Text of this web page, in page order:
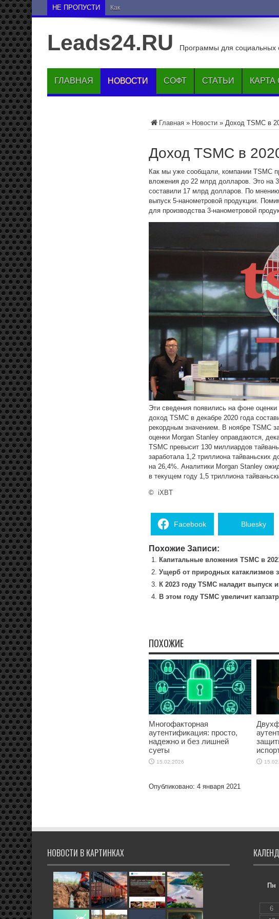
НЕ ПРОПУСТИ Как опустить друга на н
Leads24.RU Программы для социальных
ГЛАВНАЯ НОВОСТИ СОФТ СТАТЬИ КАРТА
Главная » Новости » Доход TSMC в
Доход TSMC в
Как мы уже сообщали, компании TSMC
вложения до 22 млрд долларов. Это на
составили 17 млрд долларов. По
выпуск 5-нанометровой продукции.
для производства 3-нанометровой
Эти сведения появились на фоне оценки
доход TSMC в декабре 2020 года
рекордным значением. В ноябре TSMC
оценки Morgan Stanley оправдаются,
TSMC превысит 130 миллиардов
заработала 1,2 триллиона тайваньских
на 26,4%. Аналитики Morgan Stanley
в текущем году 1,5 триллиона
© iXBT
Facebook Bluesky
Похожие Записи:
Капитальные вложения TSMC в
Ущерб от природных катаклизмов
К 2023 году TSMC наладит
В этом году TSMC увеличит
ПОХОЖИЕ
Многофакторная
аутентификация: просто,
надежно и без лишней
суеты
15.02.2026
Опубликовано: 4 января 2021
НОВОСТИ В КАРТИНКАХ
Пн
6